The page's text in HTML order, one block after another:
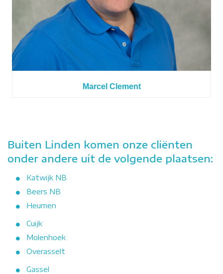
Marcel Clement
Buiten Linden komen onze cliënten
onder andere uit de volgende plaatsen:
Katwijk NB
Beers NB
Heumen
Cuijk
Molenhoek
Overasselt
Gassel